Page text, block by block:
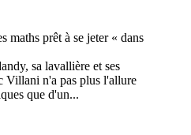
sa lavallière et ses
Villani n'a pas plus l'allure
que d'un...